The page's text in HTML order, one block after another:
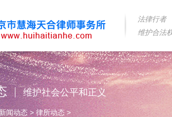
法律行者
维护合法
维护社会公平和正义
新闻动态 >律所动态 >